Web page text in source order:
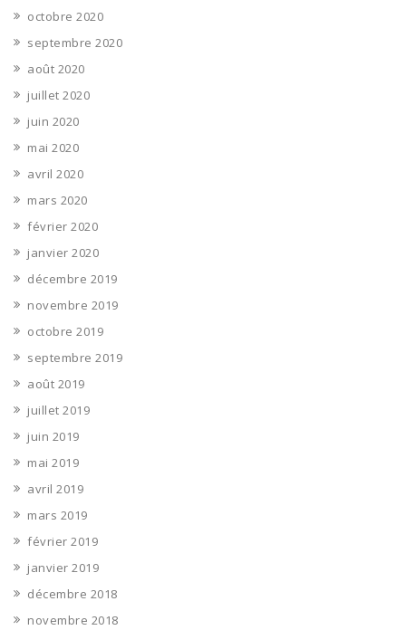
octobre 2020
septembre 2020
août 2020
juillet 2020
juin 2020
mai 2020
avril 2020
mars 2020
février 2020
janvier 2020
décembre 2019
novembre 2019
octobre 2019
septembre 2019
août 2019
juillet 2019
juin 2019
mai 2019
avril 2019
mars 2019
février 2019
janvier 2019
décembre 2018
novembre 2018